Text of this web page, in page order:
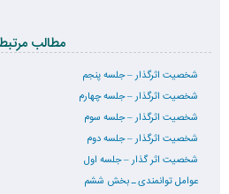
مطالب
شخصیت اثرگذار – جلسه پنجم
شخصیت اثرگذار – جلسه چهارم
شخصیت اثرگذار – جلسه سوم
شخصیت اثرگذار – جلسه دوم
شخصیت اثر گذار – جلسه اول
عوامل توانمندی ـ بخش ششم